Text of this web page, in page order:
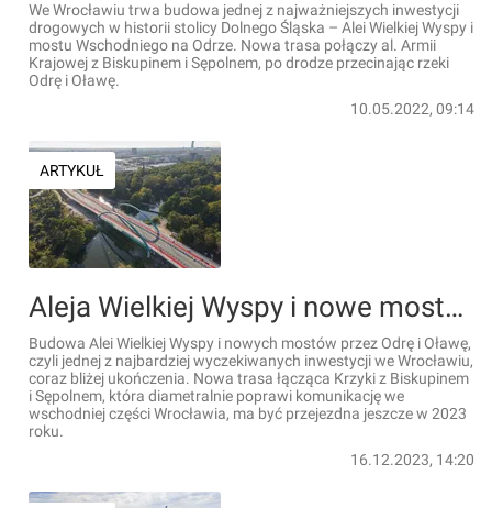
We Wrocławiu trwa budowa jednej z najważniejszych inwestycji
drogowych w historii stolicy Dolnego Śląska – Alei Wielkiej Wyspy i
mostu Wschodniego na Odrze. Nowa trasa połączy al. Armii
Krajowej z Biskupinem i Sępolnem, po drodze przecinając rzeki
Odrę i Oławę.
10.05.2022, 09:14
ARTYKUŁ
Aleja Wielkiej Wyspy i nowe mosty przez Odrę i Oławę we Wrocławiu gotowe. Kiedy otwarcie? [FILM+ZDJĘCIA]
Budowa Alei Wielkiej Wyspy i nowych mostów przez Odrę i Oławę,
czyli jednej z najbardziej wyczekiwanych inwestycji we Wrocławiu,
coraz bliżej ukończenia. Nowa trasa łącząca Krzyki z Biskupinem
i Sępolnem, która diametralnie poprawi komunikację we
wschodniej części Wrocławia, ma być przejezdna jeszcze w 2023
roku.
16.12.2023, 14:20